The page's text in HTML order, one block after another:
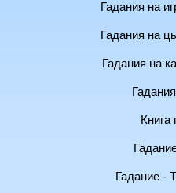
Гадания на
Гадания на
Гадания на
Книга
Гадание -